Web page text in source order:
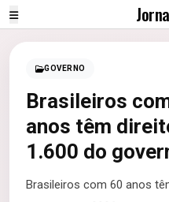
GOVERNO
Brasileiros
anos têm
1.600 do
Brasileiros com 60 anos